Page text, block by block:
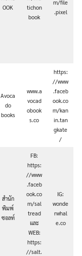
OOK
tichon
book
m/file
.pixel
Avoca
do
books
www.a
vocad
obook
s.co
https:
//www
.faceb
ook.co
m/kan
in.tan
gkate
/
สำนัก
พิมพ์
ซอลท์
FB:
https:
//www
.faceb
ook.co
m/sal
tread
และ
WEB:
https:
//salt.
IG:
wonde
rwhal
e.co